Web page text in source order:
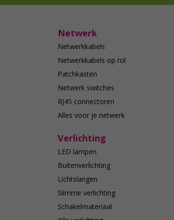
Netwerk
Netwerkkabels
Netwerkkabels op rol
Patchkasten
Netwerk switches
RJ45 connectoren
Alles voor je netwerk
Verlichting
LED lampen
Buitenverlichting
Lichtslangen
Slimme verlichting
Schakelmateriaal